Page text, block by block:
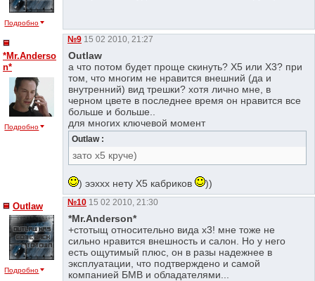
Подробно
*Mr.Anderso
n*
Подробно
№9 15 02 2010, 21:27
Outlaw
а что потом будет проще скинуть? Х5 или Х3? при
том, что многим не нравится внешний (да и
внутренний) вид трешки? хотя лично мне, в
черном цвете в последнее время он нравится все
больше и больше..
для многих ключевой момент
Outlaw :
зато х5 круче)
) ээххх нету Х5 кабриков ))
Outlaw
Подробно
№10 15 02 2010, 21:30
*Mr.Anderson*
+стотыщ относительно вида х3! мне тоже не
сильно нравится внешность и салон. Но у него
есть ощутимый плюс, он в разы надежнее в
эксплуатации, что подтверждено и самой
компанией БМВ и обладателями...